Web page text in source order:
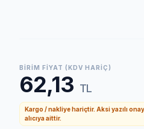
BIRIM FIYAT (KDV HARIÇ)
62,13 TL
Kargo / nakliye hariçtir. Aksi yazılı
alıcıya aittir.